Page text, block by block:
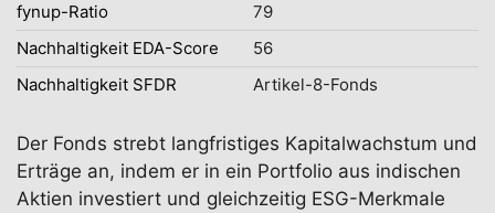
fynup-Ratio
79
Nachhaltigkeit EDA-Score
56
Nachhaltigkeit SFDR
Artikel-8-Fonds
Der Fonds strebt langfristiges Kapitalwachstum und
Erträge an, indem er in ein Portfolio aus indischen
Aktien investiert und gleichzeitig ESG-Merkmale